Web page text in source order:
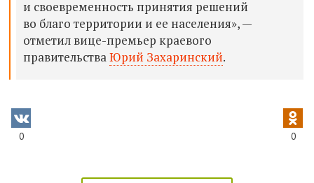
и своевременность принятия решений
во благо территории и ее населения», —
отметил вице-премьер краевого
правительства Юрий Захаринский.
0 0